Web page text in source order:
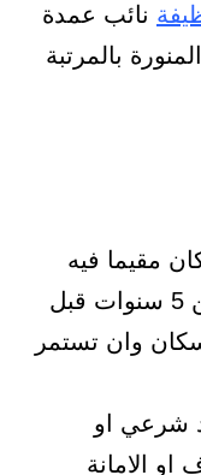
نائب عمدة
بالمرتبة
مقيما فيه
بصورة مستمرة ولمدة لا تقل عن 5 سنوات قبل
وان تستمر
شرعي او
الامانة